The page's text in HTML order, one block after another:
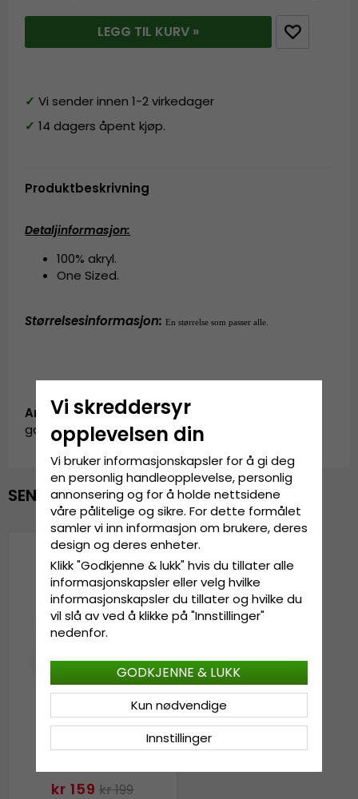
LEGG TIL KURV »
✓ Vi sender innen 1-2 virkedager
✓ 14 dagers åpent kjøp.
Produktbeskrivning
Detaljinformasjon:
100% akryl.
One Sized.
Størrelsesinformasjon: En størrelse som passer alle.
Artikkel-ID:
garda.beanie.pink
SENEST VISTE
kr 159 kr 199
Vi skreddersyr
opplevelsen din
Vi bruker informasjonskapsler for å gi deg
en personlig handleopplevelse, personlig
annonsering og for å holde nettsidene
våre pålitelige og sikre. For dette formålet
samler vi inn informasjon om brukere, deres
design og deres enheter.
Klikk "Godkjenne & lukk" hvis du tillater alle
informasjonskapsler eller velg hvilke
informasjonskapsler du tillater og hvilke du
vil slå av ved å klikke på "Innstillinger"
nedenfor.
Innstillinger
Kun nødvendige
GODKJENNE & LUKK